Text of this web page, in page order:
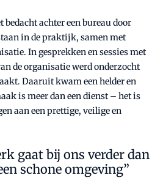
achter een bureau door
in de praktijk, samen met
In gesprekken en sessies met
de organisatie werd onderzocht
Daaruit kwam een helder en
is meer dan een dienst – het is
aan een prettige, veilige en
gaat bij ons verder dan
schone omgeving”